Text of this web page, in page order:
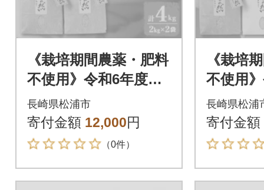
《栽培期間農薬・肥料
不使用》令和6年度
産 まつらの然普通乾
燥米玄米 2kg×2袋
長崎県松浦市
寄付金額 12,000円
（0件）
《栽培
不使用
産 まつ
燥米玄
長崎県松浦
寄付金額